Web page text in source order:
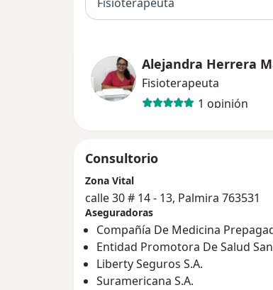
Alejandra Herrera
Fisioterapeuta
1 opinión
Consultorio
Zona Vital
calle 30 # 14 - 13, Palmira 763531
Aseguradoras
Compañía De Medicina
Entidad Promotora De Salud
Liberty Seguros S.A.
Suramericana S.A.